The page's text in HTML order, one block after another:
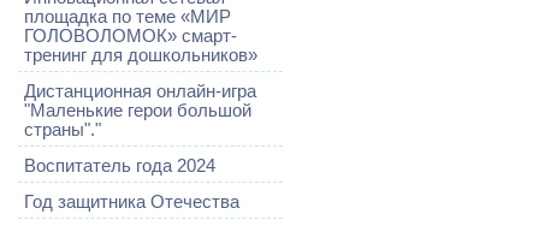
площадка по теме «МИР
ГОЛОВОЛОМОК» смарт-
тренинг для дошкольников»
Дистанционная онлайн-игра
"Маленькие герои большой
страны"."
Воспитатель года 2024
Год защитника Отечества